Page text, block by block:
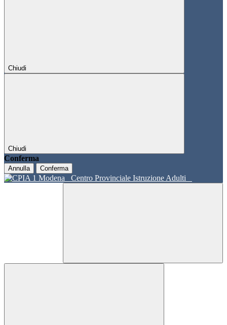
Chiudi
Chiudi
Conferma
Annulla Conferma
Centro Provinciale Istruzione Adulti